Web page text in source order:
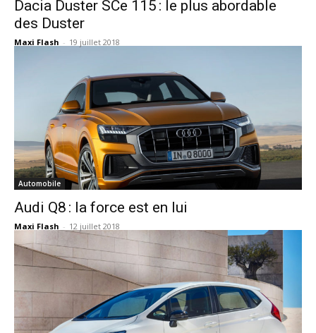
Dacia Duster SCe 115 : le plus abordable
des Duster
Maxi Flash - 19 juillet 2018
Automobile
Audi Q8 : la force est en lui
Maxi Flash - 12 juillet 2018